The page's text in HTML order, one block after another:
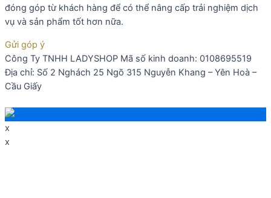
đóng góp từ khách hàng để có thể nâng cấp trải nghiệm dịch
vụ và sản phẩm tốt hơn nữa.
Gửi góp ý
Công Ty TNHH LADYSHOP Mã số kinh doanh: 0108695519
Địa chỉ: Số 2 Nghách 25 Ngõ 315 Nguyễn Khang – Yên Hoà –
Cầu Giấy
x
x